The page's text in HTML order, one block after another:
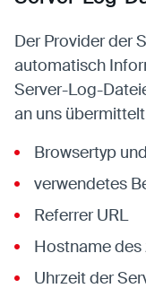
Der Provider der
automatisch
Server-Log-
an uns
Browsertyp
verwendetes
Referrer URL
Hostname
Uhrzeit der